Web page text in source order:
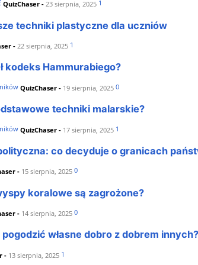
QuizChaser - 23 sierpnia, 2025 1
techniki plastyczne dla uczniów
- 22 sierpnia, 2025 1
kodeks Hammurabiego?
QuizChaser - 19 sierpnia, 2025 0
techniki malarskie?
QuizChaser - 17 sierpnia, 2025 1
co decyduje o granicach
- 15 sierpnia, 2025 0
koralowe są zagrożone?
- 14 sierpnia, 2025 0
własne dobro z dobrem innych?
- 13 sierpnia, 2025 1